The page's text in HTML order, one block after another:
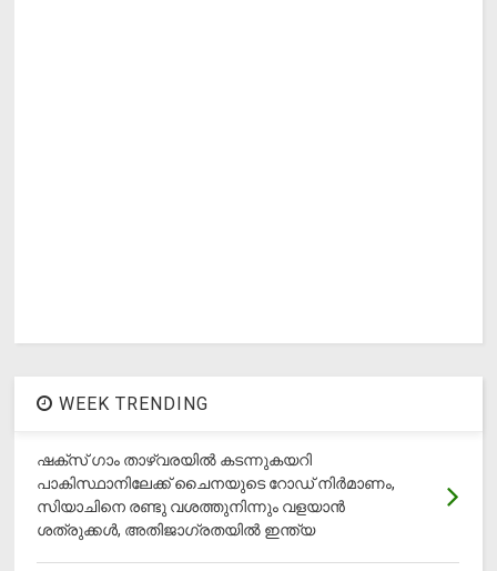
WEEK TRENDING
ഷക്സ് ​ഗാം താഴ്‌വരയിൽ കടന്നുകയറി
പാകിസ്ഥാനിലേക്ക് ചൈനയുടെ റോഡ് നിർമാണം,
സിയാചിനെ രണ്ടു വശത്തുനിന്നും വളയാൻ
ശത്രുക്കൾ, അതിജാ​ഗ്രതയിൽ ഇന്ത്യ